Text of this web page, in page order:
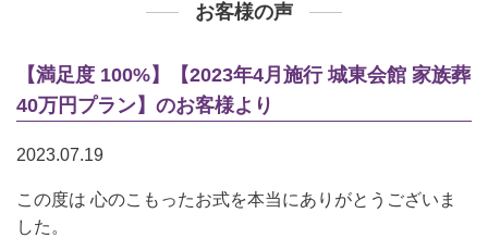
お客様の声
【満足度 100%】【2023年4月施行 城東会館 家族葬
40万円プラン】のお客様より
2023.07.19
この度は 心のこもったお式を本当にありがとうございま
した。